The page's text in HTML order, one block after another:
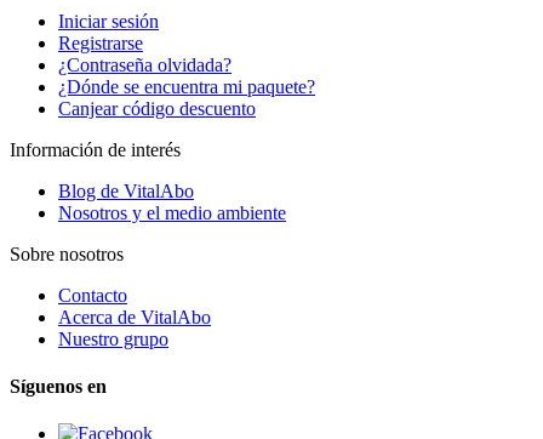
Iniciar sesión
Registrarse
¿Contraseña olvidada?
¿Dónde se encuentra mi paquete?
Canjear código descuento
Información de interés
Blog de VitalAbo
Nosotros y el medio ambiente
Sobre nosotros
Contacto
Acerca de VitalAbo
Nuestro grupo
Síguenos en